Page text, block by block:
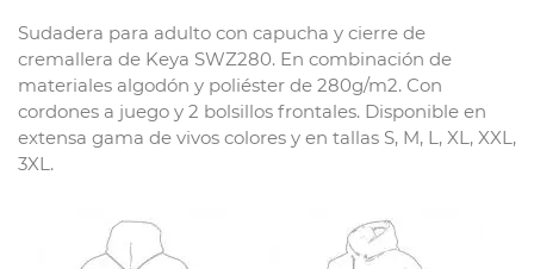
Sudadera para adulto con capucha y cierre de
cremallera de Keya SWZ280. En combinación de
materiales algodón y poliéster de 280g/m2. Con
cordones a juego y 2 bolsillos frontales. Disponible en
extensa gama de vivos colores y en tallas S, M, L, XL, XXL,
3XL.